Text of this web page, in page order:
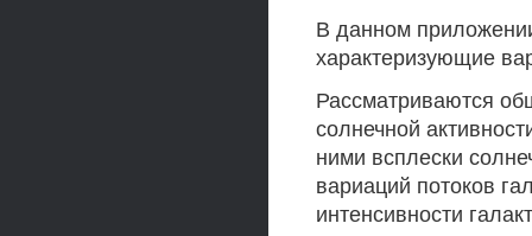
В данном
характеризующие
Рассматриваются
солнечной
ними всплески
вариаций потоков
интенсивности